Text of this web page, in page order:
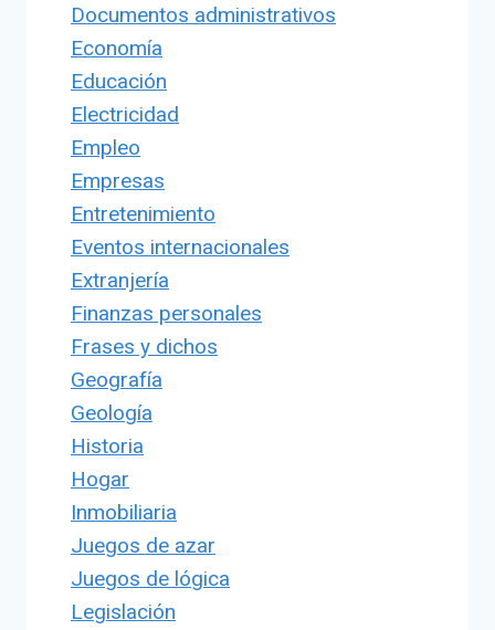
Documentos administrativos
Economía
Educación
Electricidad
Empleo
Empresas
Entretenimiento
Eventos internacionales
Extranjería
Finanzas personales
Frases y dichos
Geografía
Geología
Historia
Hogar
Inmobiliaria
Juegos de azar
Juegos de lógica
Legislación